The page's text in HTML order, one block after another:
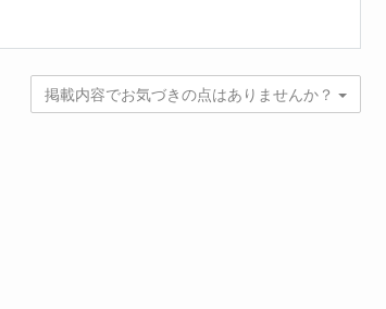
掲載内容でお気づきの点はありませんか？